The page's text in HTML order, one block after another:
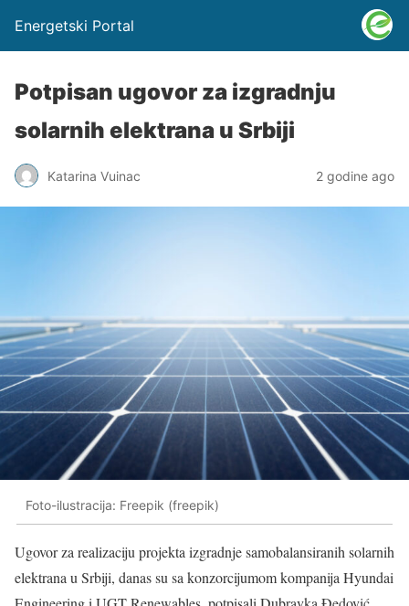
Energetski Portal
Potpisan ugovor za izgradnju
solarnih elektrana u Srbiji
Katarina Vuinac 2 godine ago
Foto-ilustracija: Freepik (freepik)
Ugovor za realizaciju projekta izgradnje samobalansiranih solarnih
elektrana u Srbiji, danas su sa konzorcijumom kompanija Hyundai